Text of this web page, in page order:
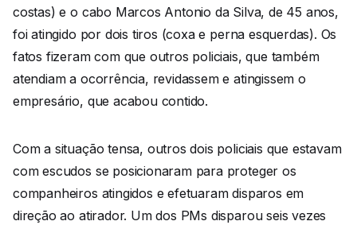
costas) e o cabo Marcos Antonio da Silva, de 45 anos,
foi atingido por dois tiros (coxa e perna esquerdas). Os
fatos fizeram com que outros policiais, que também
atendiam a ocorrência, revidassem e atingissem o
empresário, que acabou contido.
Com a situação tensa, outros dois policiais que estavam
com escudos se posicionaram para proteger os
companheiros atingidos e efetuaram disparos em
direção ao atirador. Um dos PMs disparou seis vezes